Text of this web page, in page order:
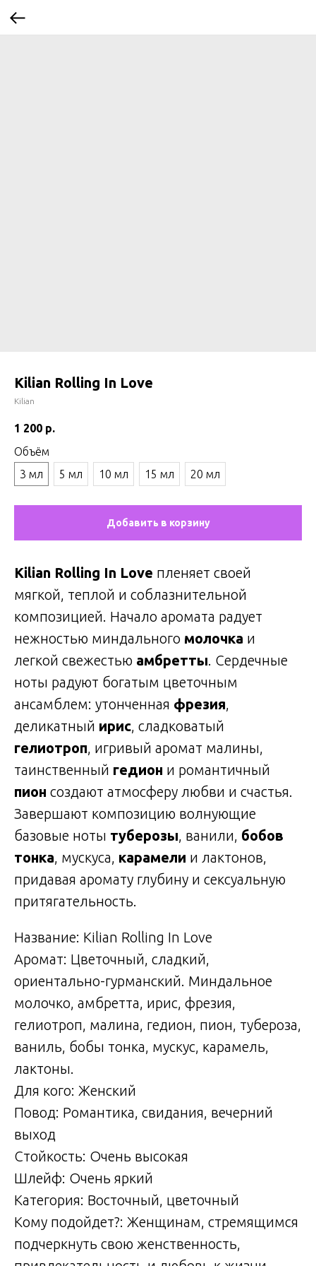
Kilian Rolling In Love
Kilian
1 200 р.
Объём
3 мл
5 мл 10 мл 15 мл 20 мл
Добавить в корзину
Kilian Rolling In Love пленяет своей
мягкой, теплой и соблазнительной
композицией. Начало аромата радует
нежностью миндального молочка и
легкой свежестью амбретты. Сердечные
ноты радуют богатым цветочным
ансамблем: утонченная фрезия,
деликатный ирис, сладковатый
гелиотроп, игривый аромат малины,
таинственный гедион и романтичный
пион создают атмосферу любви и счастья.
Завершают композицию волнующие
базовые ноты туберозы, ванили, бобов
тонка, мускуса, карамели и лактонов,
придавая аромату глубину и сексуальную
притягательность.
Название: Kilian Rolling In Love
Аромат: Цветочный, сладкий,
ориентально-гурманский. Миндальное
молочко, амбретта, ирис, фрезия,
гелиотроп, малина, гедион, пион, тубероза,
ваниль, бобы тонка, мускус, карамель,
лактоны.
Для кого: Женский
Повод: Романтика, свидания, вечерний
выход
Стойкость: Очень высокая
Шлейф: Очень яркий
Категория: Восточный, цветочный
Кому подойдет?: Женщинам, стремящимся
подчеркнуть свою женственность,